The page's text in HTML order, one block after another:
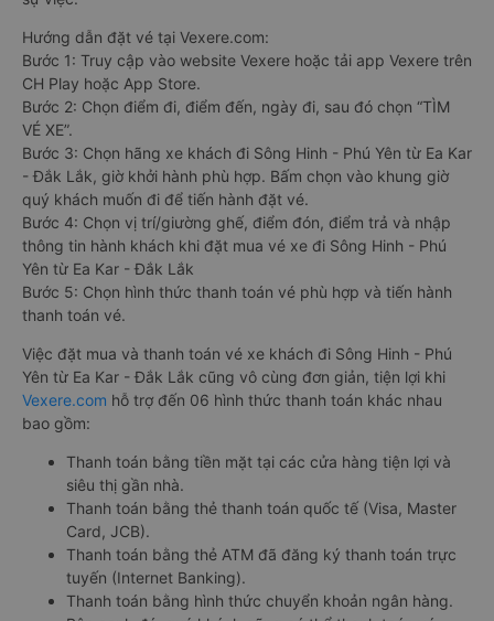
Hướng dẫn đặt vé tại Vexere.com:
Bước 1: Truy cập vào website Vexere hoặc tải app Vexere trên
CH Play hoặc App Store.
Bước 2: Chọn điểm đi, điểm đến, ngày đi, sau đó chọn “TÌM
VÉ XE”.
Bước 3: Chọn hãng xe khách đi Sông Hinh - Phú Yên từ Ea Kar
- Đắk Lắk, giờ khởi hành phù hợp. Bấm chọn vào khung giờ
quý khách muốn đi để tiến hành đặt vé.
Bước 4: Chọn vị trí/giường ghế, điểm đón, điểm trả và nhập
thông tin hành khách khi đặt mua vé xe đi Sông Hinh - Phú
Yên từ Ea Kar - Đắk Lắk
Bước 5: Chọn hình thức thanh toán vé phù hợp và tiến hành
thanh toán vé.
Việc đặt mua và thanh toán vé xe khách đi Sông Hinh - Phú
Yên từ Ea Kar - Đắk Lắk cũng vô cùng đơn giản, tiện lợi khi
Vexere.com hỗ trợ đến 06 hình thức thanh toán khác nhau
bao gồm:
Thanh toán bằng tiền mặt tại các cửa hàng tiện lợi và
siêu thị gần nhà.
Thanh toán bằng thẻ thanh toán quốc tế (Visa, Master
Card, JCB).
Thanh toán bằng thẻ ATM đã đăng ký thanh toán trực
tuyến (Internet Banking).
Thanh toán bằng hình thức chuyển khoản ngân hàng.